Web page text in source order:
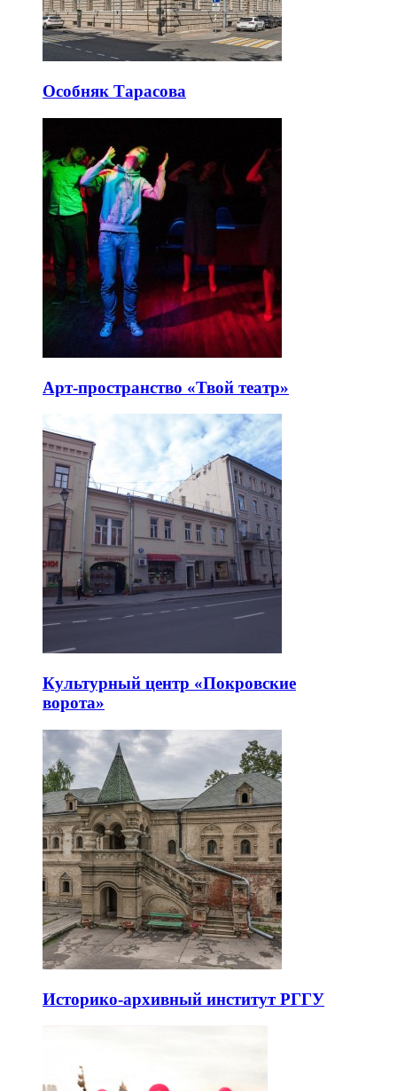
Особняк Тарасова
Арт-пространство «Твой театр»
Культурный центр «Покровские
ворота»
Историко-архивный институт РГГУ